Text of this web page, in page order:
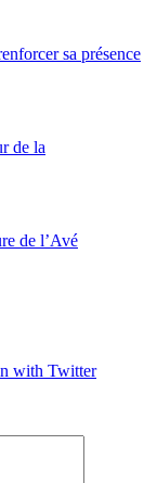
sa présence
de la
de l’Avé
with Twitter